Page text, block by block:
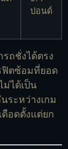
ปอนด์
ถชั่งได้ตรง
ฟิตซ้อมที่ยอด
ได้เป็น
ระหว่างเกม
ดือดตั้งแต่ยก